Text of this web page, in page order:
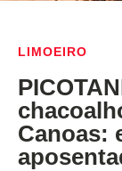
LIMOEIRO
Canoas: